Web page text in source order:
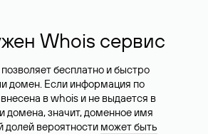
Whois сервис
бесплатно и быстро
домен. Если информация по
в whois и не выдается в
домена, значит, доменное имя
долей вероятности может быть